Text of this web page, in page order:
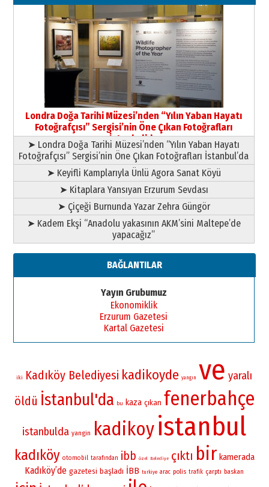
03 Ağustos 2026 Pazartesi
Yıldırım Gündoğdu
HAVVA’NIN ÜÇ KIZI
09 Temmuz 2026 Perşembe
Yusuf POLAT
Şampiyonluk Sebahattin Şirin’e
yazar
11 Mayıs 2026 Pazartesi
Londra Doğa Tarihi Müzesi’nden “Yılın Yaban Hayatı
Fotoğrafçısı” Sergisi’nin Öne Çıkan Fotoğrafları
İstanbul’da
➤ Londra Doğa Tarihi Müzesi’nden “Yılın Yaban Hayatı
Fotoğrafçısı” Sergisi’nin Öne Çıkan Fotoğrafları İstanbul’da
➤ Keyifli Kamplarıyla Ünlü Agora Sanat Köyü
➤ Kitaplara Yansıyan Erzurum Sevdası
➤ Çiçeği Burnunda Yazar Zehra Güngör
➤ Kadem Ekşi “Anadolu yakasının AKM’sini Maltepe’de
yapacağız”
BAĞLANTILAR
Yayın Grubumuz
Ekonomiklik
Erzurum Gazetesi
Kartal Gazetesi
iki Kadıköy Belediyesi kadikoyde yangın ve yaralı
öldü İstanbul'da bu kaza çıkan fenerbahçe
istanbulda yangin kadikoyistanbul
kadıköy otomobil tarafından ibb özel Belediye çıktı bir kamerada
Kadıköy’de gazetesi başladı İBB turkiye arac polis trafik çarptı baskan